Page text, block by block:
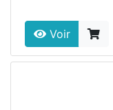
Voir